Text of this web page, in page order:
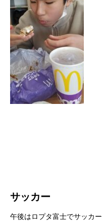
サッカー
午後はロプタ富士でサッカー